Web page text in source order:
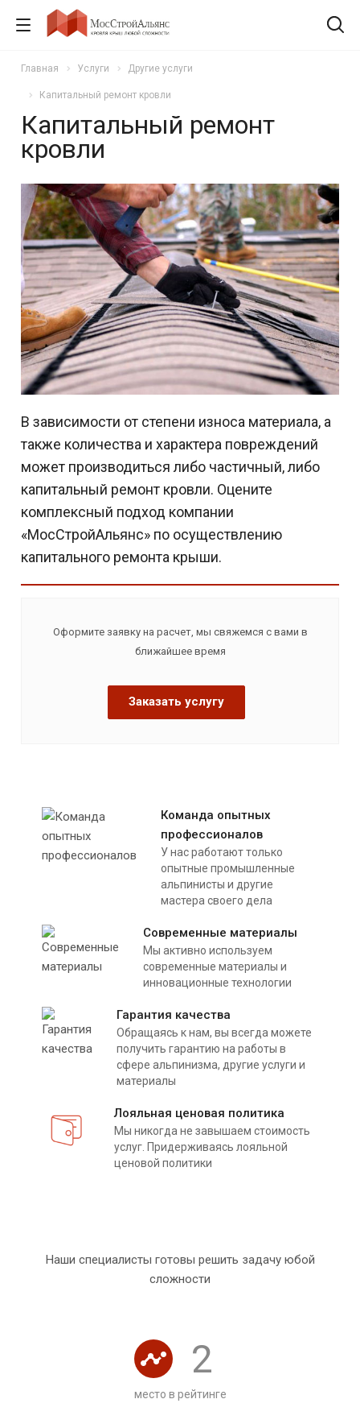
Главная Услуги Другие услуги
Капитальный ремонт кровли
Капитальный ремонт
кровли
В зависимости от степени износа материала, а
также количества и характера повреждений
может производиться либо частичный, либо
капитальный ремонт кровли. Оцените
комплексный подход компании
«МосСтройАльянс» по осуществлению
капитального ремонта крыши.
Оформите заявку на расчет, мы свяжемся с вами в
ближайшее время
Заказать услугу
Команда опытных
профессионалов
У нас работают только
опытные промышленные
альпинисты и другие
мастера своего дела
Современные материалы
Мы активно используем
современные материалы и
инновационные технологии
Гарантия качества
Обращаясь к нам, вы всегда можете
получить гарантию на работы в
сфере альпинизма, другие услуги и
материалы
Лояльная ценовая политика
Мы никогда не завышаем стоимость
услуг. Придерживаясь лояльной
ценовой политики
Наши специалисты готовы решить задачу юбой
сложности
2
место в рейтинге